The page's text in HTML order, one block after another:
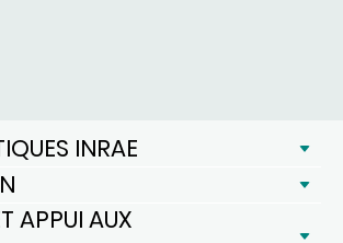
INRAE
APPUI AUX